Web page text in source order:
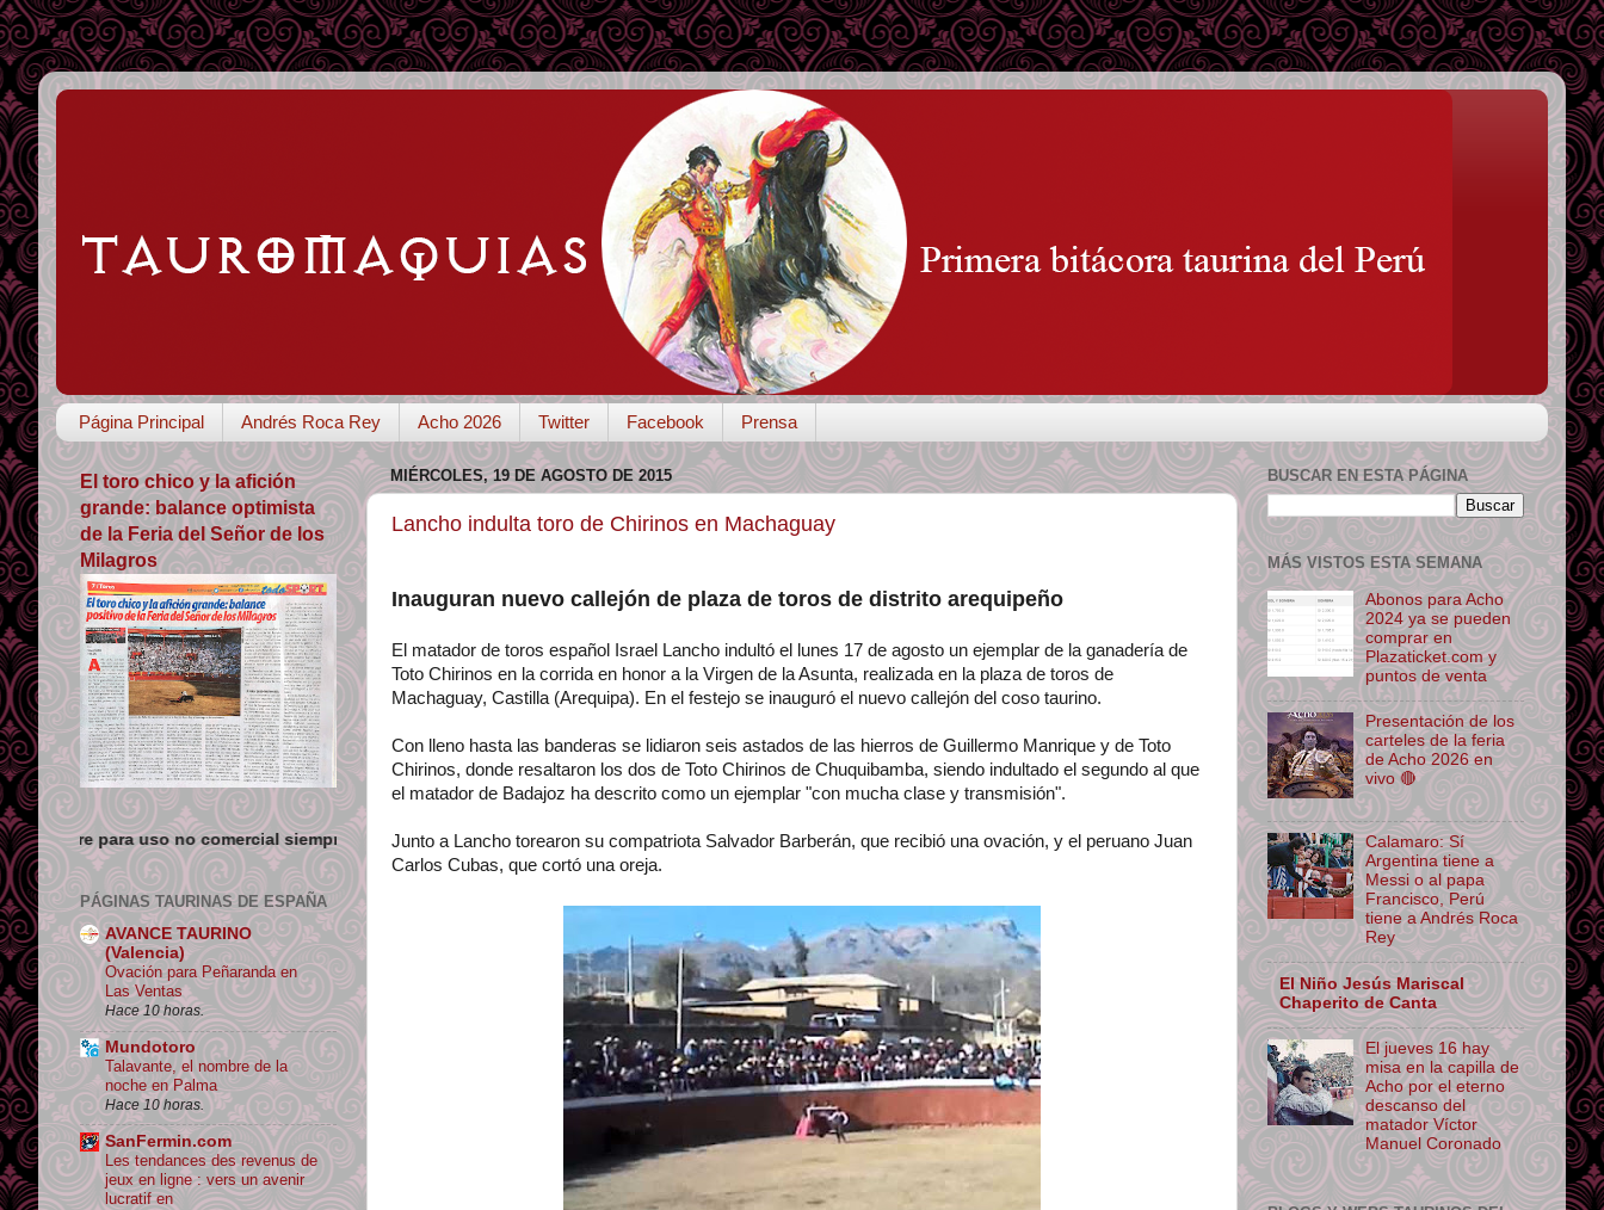
Página Principal Andrés Roca Rey Acho 2026 Twitter Facebook Prensa
MIÉRCOLES, 19 DE AGOSTO DE 2015
Lancho indulta toro de Chirinos en Machaguay
Inauguran nuevo callejón de plaza de toros de distrito arequipeño
El matador de toros español Israel Lancho indultó el lunes 17 de agosto un ejemplar de la ganadería de
Toto Chirinos en la corrida en honor a la Virgen de la Asunta, realizada en la plaza de toros de
Machaguay, Castilla (Arequipa). En el festejo se inauguró el nuevo callejón del coso taurino.
Con lleno hasta las banderas se lidiaron seis astados de las hierros de Guillermo Manrique y de Toto
Chirinos, donde resaltaron los dos de Toto Chirinos de Chuquibamba, siendo indultado el segundo al que
el matador de Badajoz ha descrito como un ejemplar "con mucha clase y transmisión".
Junto a Lancho torearon su compatriota Salvador Barberán, que recibió una ovación, y el peruano Juan
Carlos Cubas, que cortó una oreja.
El toro chico y la afición
grande: balance optimista
de la Feria del Señor de los
Milagros
comercial siempre que se de crédito y enlace su origen.
PÁGINAS TAURINAS DE ESPAÑA
AVANCE TAURINO
(Valencia)
Ovación para Peñaranda en
Las Ventas
Hace 10 horas.
Mundotoro
Talavante, el nombre de la
noche en Palma
Hace 10 horas.
SanFermin.com
Les tendances des revenus de
jeux en ligne : vers un avenir
lucratif en
BUSCAR EN ESTA PÁGINA
MÁS VISTOS ESTA SEMANA
Abonos para Acho
2024 ya se pueden
comprar en
Plazaticket.com y
puntos de venta
Presentación de los
carteles de la feria
de Acho 2026 en
vivo 🔴
Calamaro: Sí
Argentina tiene a
Messi o al papa
Francisco, Perú
tiene a Andrés Roca
Rey
El Niño Jesús Mariscal
Chaperito de Canta
El jueves 16 hay
misa en la capilla de
Acho por el eterno
descanso del
matador Víctor
Manuel Coronado